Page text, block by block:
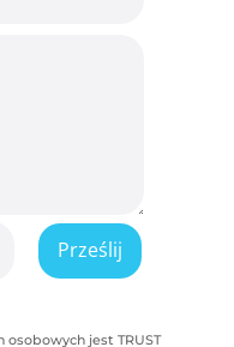
Prześlij
jest TRUST